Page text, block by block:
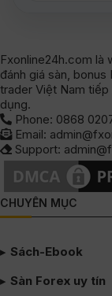
Fxonline24h.com là
đánh giá sàn,
trader Việt Nam
dụng.
Phone: 0868
Email:
Support:
CHUYÊN MỤC
Sách-Ebook
Sàn Forex uy tín